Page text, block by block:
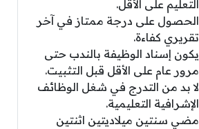
التعليم على الأقل.
الحصول على درجة ممتاز في آخر
تقريري كفاءة.
يكون إسناد الوظيفة بالندب حتى
مرور عام على الأقل قبل التثبيت.
لا بد من التدرج في شغل الوظائف
الإشرافية التعليمية.
مضي سنتين ميلاديتين اثنتين